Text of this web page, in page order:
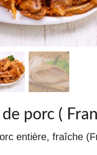
porc (
entière, fraîche